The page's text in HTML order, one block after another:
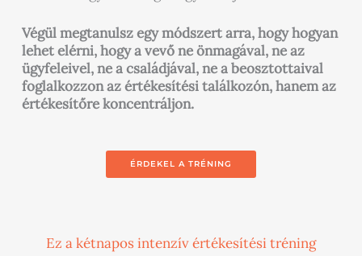
Végül megtanulsz egy módszert arra, hogy hogyan
lehet elérni, hogy a vevő ne önmagával, ne az
ügyfeleivel, ne a családjával, ne a beosztottaival
foglalkozzon az értékesítési találkozón, hanem az
értékesítőre koncentráljon.
ÉRDEKEL A TRÉNING
Ez a kétnapos intenzív értékesítési tréning